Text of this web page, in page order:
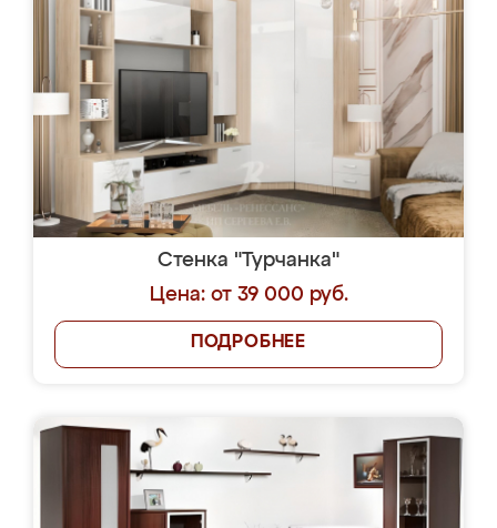
Стенка "Турчанка"
Цена: от 39 000 руб.
ПОДРОБНЕЕ